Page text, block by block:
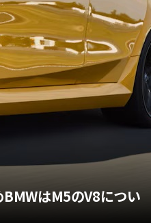
BMWはM5のV8につい